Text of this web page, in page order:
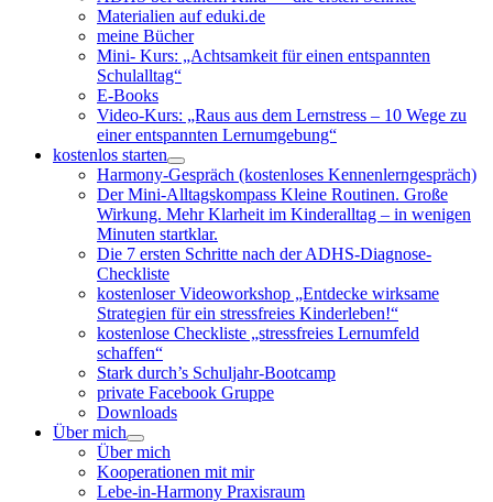
Materialien auf eduki.de
meine Bücher
Mini- Kurs: „Achtsamkeit für einen entspannten
Schulalltag“
E-Books
Video-Kurs: „Raus aus dem Lernstress – 10 Wege zu
einer entspannten Lernumgebung“
kostenlos starten
Harmony-Gespräch (kostenloses Kennenlerngespräch)
Der Mini-Alltagskompass Kleine Routinen. Große
Wirkung. Mehr Klarheit im Kinderalltag – in wenigen
Minuten startklar.
Die 7 ersten Schritte nach der ADHS-Diagnose-
Checkliste
kostenloser Videoworkshop „Entdecke wirksame
Strategien für ein stressfreies Kinderleben!“
kostenlose Checkliste „stressfreies Lernumfeld
schaffen“
Stark durch’s Schuljahr-Bootcamp
private Facebook Gruppe
Downloads
Über mich
Über mich
Kooperationen mit mir
Lebe-in-Harmony Praxisraum